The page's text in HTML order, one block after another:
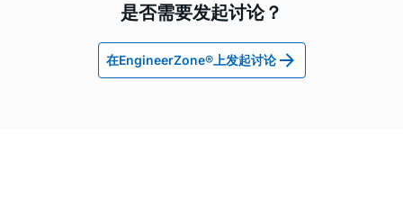
是否需要发起讨论？
在EngineerZone®上发起讨论